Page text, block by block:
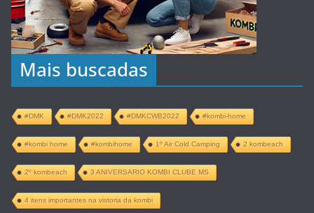
Mais buscadas
#DMK #DMK2022 #DMKCWB2022 #kombi-home
#kombi home #kombihome 1º Air Cold Camping 2 kombeach
2º kombeach 3 ANIVERSARIO KOMBI CLUBE MS
4 itens importantes na vistoria da kombi